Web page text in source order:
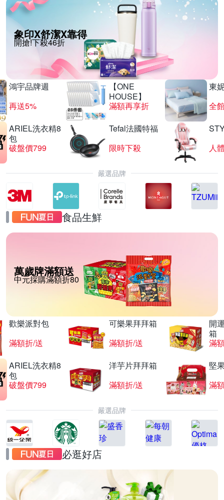
象印X舒潔X靠得
開搶!下殺46折
鴻宇品牌週
再送5%
【ONE
HOUSE】
滿額再享折
東
全
ARIEL洗衣精8
包
破盤價799
Tefal法國特福
限時下殺
嚴選品牌
食品生鮮
萬歲牌滿額送
中元採購滿額折80
歡樂派對包
滿額折/送
可樂果拜拜箱
滿額折/送
開
箱
滿
ARIEL洗衣精8
包
破盤價799
洋芋片拜拜箱
滿額折/送
堅
滿
嚴選品牌
必逛好店